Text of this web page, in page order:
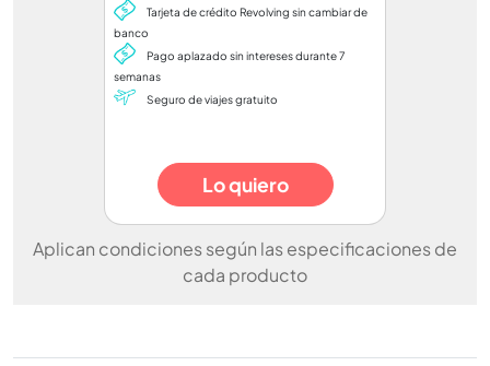
Tarjeta de crédito Revolving sin cambiar de
banco
Pago aplazado sin intereses durante 7
semanas
Seguro de viajes gratuito
Lo quiero
Aplican condiciones según las especificaciones de
cada producto